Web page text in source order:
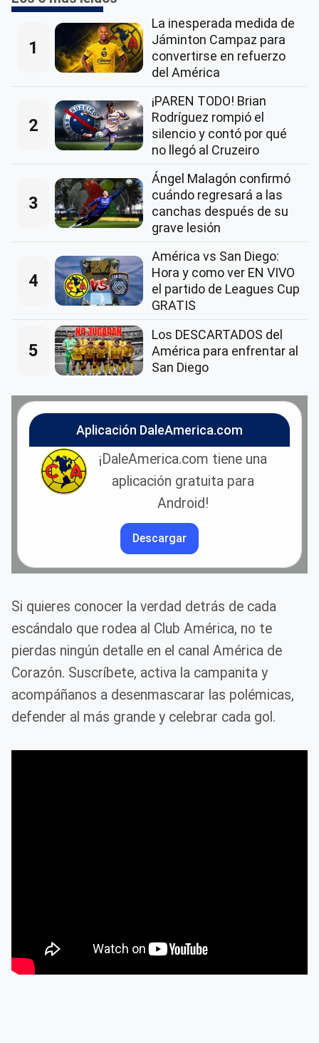
1
La inesperada medida de
Jáminton Campaz para
convertirse en refuerzo
del América
2
¡PAREN TODO! Brian
Rodríguez rompió el
silencio y contó por qué
no llegó al Cruzeiro
3
Ángel Malagón confirmó
cuándo regresará a las
canchas después de su
grave lesión
4
América vs San Diego:
Hora y como ver EN VIVO
el partido de Leagues Cup
GRATIS
5
Los DESCARTADOS del
América para enfrentar al
San Diego
Aplicación DaleAmerica.com
¡DaleAmerica.com tiene una
aplicación gratuita para
Android!
Descargar
Si quieres conocer la verdad detrás de cada
escándalo que rodea al Club América, no te
pierdas ningún detalle en el canal América de
Corazón. Suscríbete, activa la campanita y
acompáñanos a desenmascarar las polémicas,
defender al más grande y celebrar cada gol.